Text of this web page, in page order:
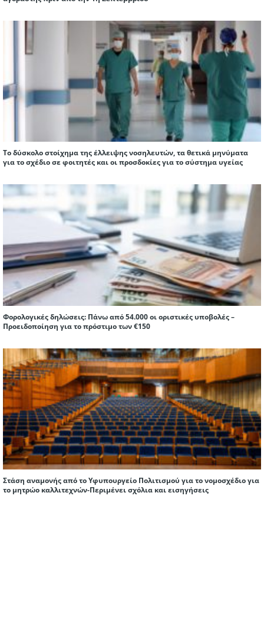
Το δύσκολο στοίχημα της έλλειψης νοσηλευτών, τα θετικά μηνύματα
για το σχέδιο σε φοιτητές και οι προσδοκίες για το σύστημα υγείας
Φορολογικές δηλώσεις: Πάνω από 54.000 οι οριστικές υποβολές –
Προειδοποίηση για το πρόστιμο των €150
Στάση αναμονής από το Υφυπουργείο Πολιτισμού για το νομοσχέδιο για
το μητρώο καλλιτεχνών-Περιμένει σχόλια και εισηγήσεις